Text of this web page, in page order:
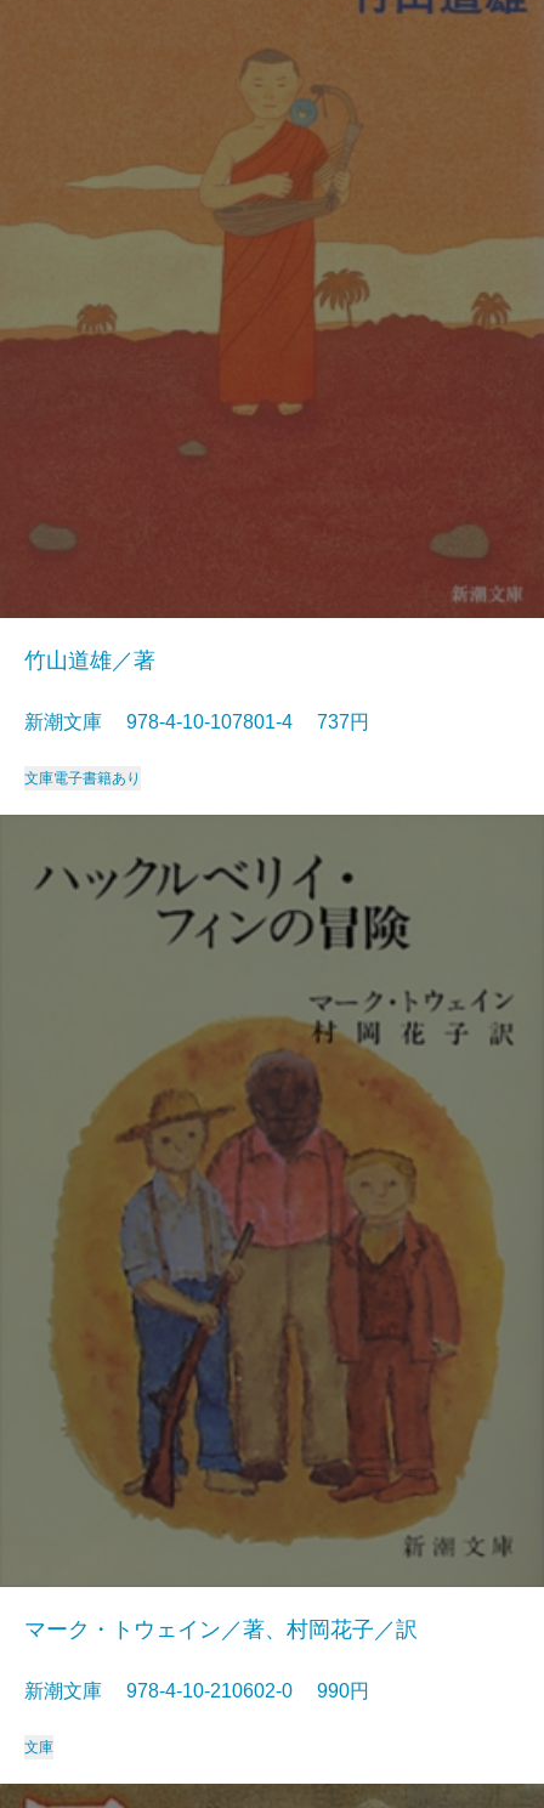
竹山道雄／著
新潮文庫 978-4-10-107801-4 737円
文庫電子書籍あり
マーク・トウェイン／著、村岡花子／訳
新潮文庫 978-4-10-210602-0 990円
文庫